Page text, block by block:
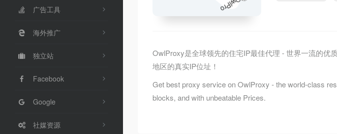
广告工具
海外推广
独立站
Facebook
Google
社媒资源
OwlProxy是全球领先的住宅IP最佳代理 - 世界一流的优
地区的真实IP位址！
Get best proxy service on OwlProxy - the world-class
blocks, and with unbeatable Prices.